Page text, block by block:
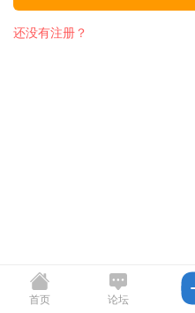
还没有注册？
首页 论坛